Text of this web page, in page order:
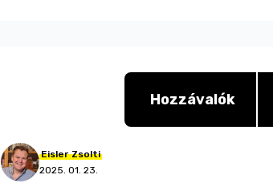
Hozzávalók
Eisler Zsolti
2025. 01. 23.